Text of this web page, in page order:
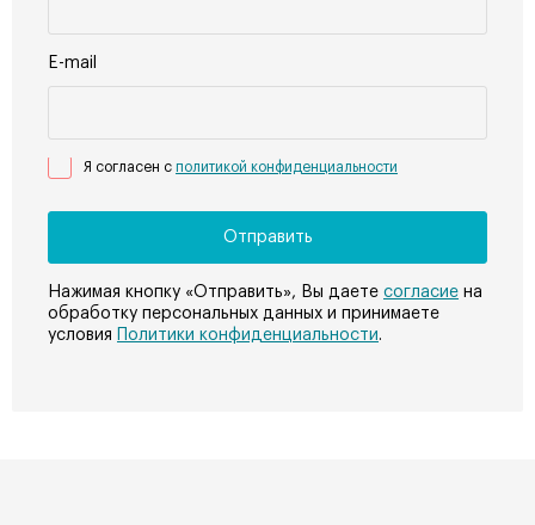
E-mail
Я согласен с политикой конфиденциальности
Нажимая кнопку «Отправить», Вы даете согласие на
обработку персональных данных и принимаете
условия
Политики конфиденциальности.